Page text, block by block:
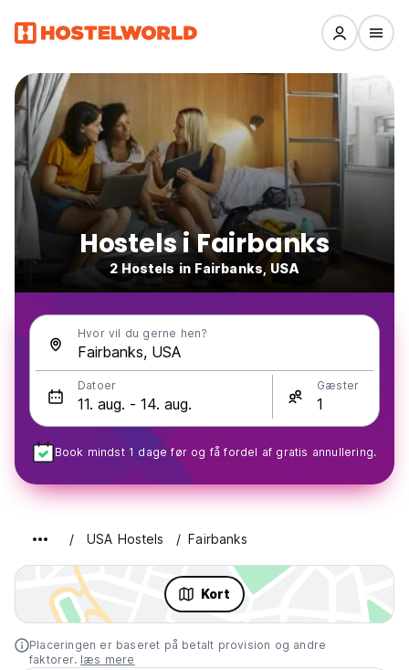
Hostels i Fairbanks
2 Hostels in Fairbanks, USA
Hvor vil du gerne hen?
Datoer Gæster
Book mindst 1 dage før og få fordel af gratis annullering.
USA Hostels Fairbanks
Kort
Placeringen er baseret på betalt provision og andre
faktorer. læs mere